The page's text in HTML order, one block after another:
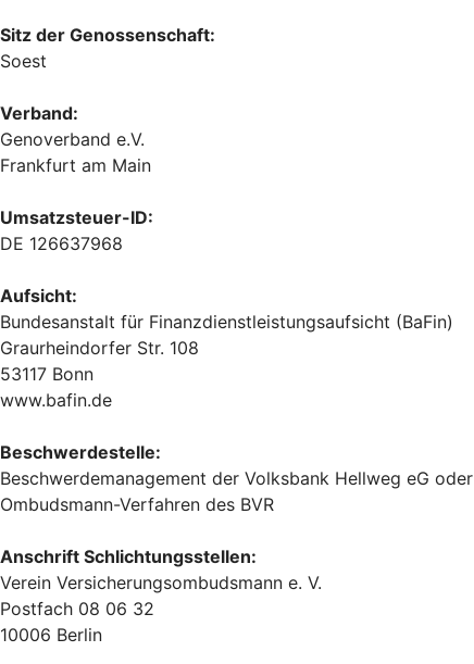
Sitz der Genossenschaft:
Soest
Verband:
Genoverband e.V.
Frankfurt am Main
Umsatzsteuer-ID:
DE 126637968
Aufsicht:
Bundesanstalt für Finanzdienstleistungsaufsicht (BaFin)
Graurheindorfer Str. 108
53117 Bonn
www.bafin.de
Beschwerdestelle:
Beschwerdemanagement der Volksbank Hellweg eG oder
Ombudsmann-Verfahren des BVR
Anschrift Schlichtungsstellen:
Verein Versicherungsombudsmann e. V.
Postfach 08 06 32
10006 Berlin